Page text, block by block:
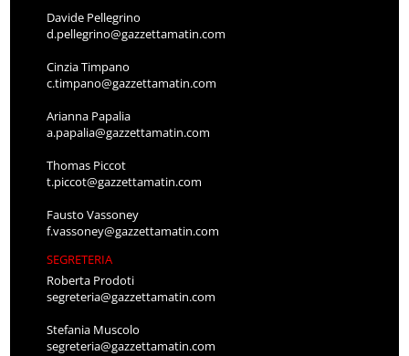
Davide Pellegrino
d.pellegrino@gazzettamatin.com
Cinzia Timpano
c.timpano@gazzettamatin.com
Arianna Papalia
a.papalia@gazzettamatin.com
Thomas Piccot
t.piccot@gazzettamatin.com
Fausto Vassoney
f.vassoney@gazzettamatin.com
SEGRETERIA
Roberta Prodoti
segreteria@gazzettamatin.com
Stefania Muscolo
segreteria@gazzettamatin.com